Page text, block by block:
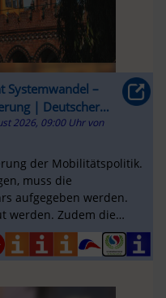
Systemwandel –
| Deutscher
2026, 09:00 Uhr von
der Mobilitätspolitik.
muss die
aufgegeben werden.
werden. Zudem die
...